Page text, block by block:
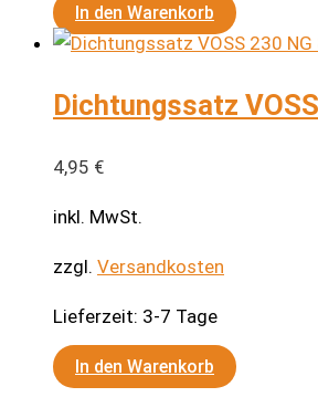
In den Warenkorb
Dichtungssatz
4,95 €
inkl. MwSt.
zzgl. Versandkosten
Lieferzeit: 3-7 Tage
In den Warenkorb